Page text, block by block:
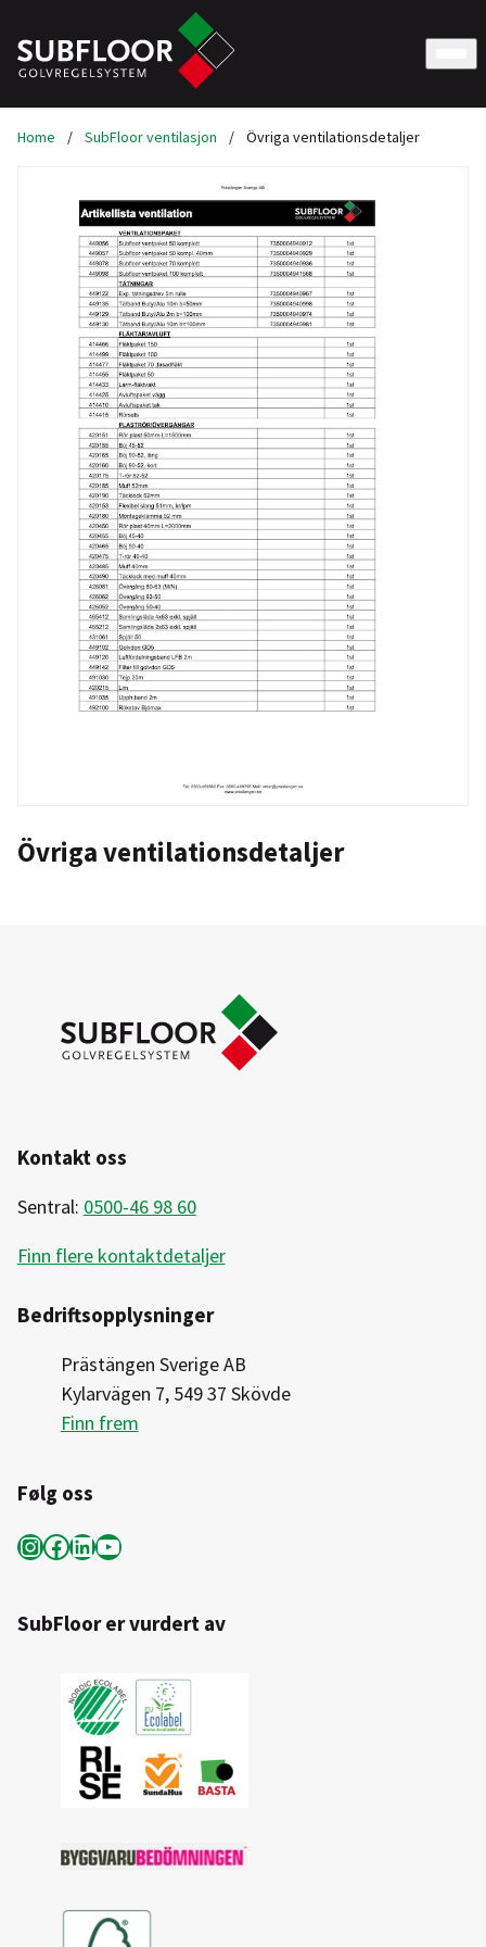
Home / SubFloor ventilasjon / Övriga ventilationsdetaljer
Övriga ventilationsdetaljer
Kontakt oss
Sentral: 0500-46 98 60
Finn flere kontaktdetaljer
Bedriftsopplysninger
Prästängen Sverige AB
Kylarvägen 7, 549 37 Skövde
Finn frem
Følg oss
InstagramFacebook LinkedIn YouTube
SubFloor er vurdert av